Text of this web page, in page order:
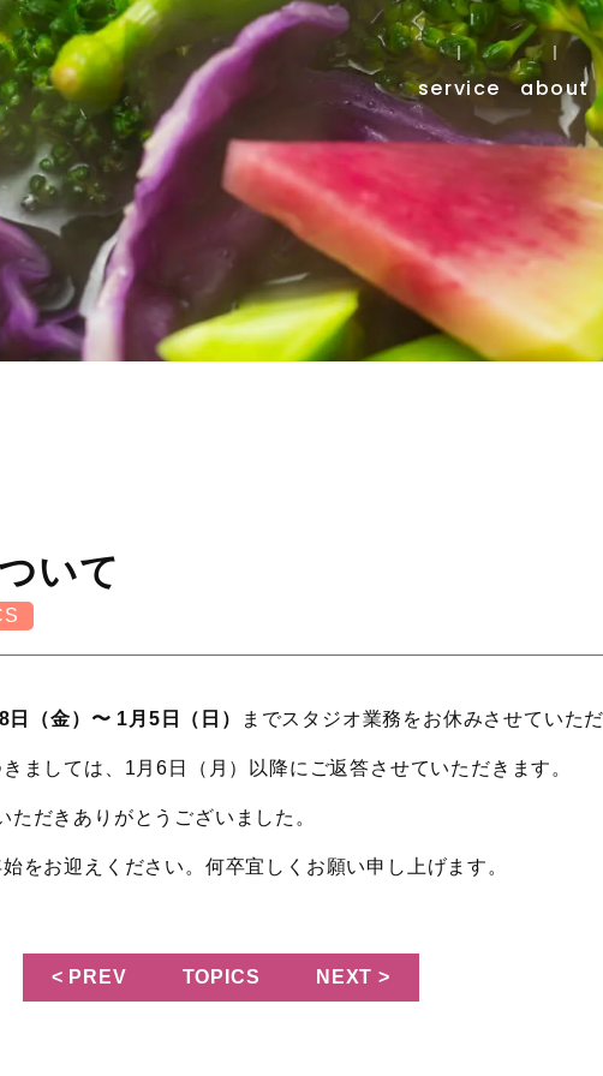
service about
いて
日（金）〜 1月5日（日） までスタジオ業務をお休みさせていただ
ましては、1月6日（月）以降にご返答させていただきます。
だきありがとうございました。
をお迎えください。何卒宜しくお願い申し上げます。
< PREV TOPICS NEXT >